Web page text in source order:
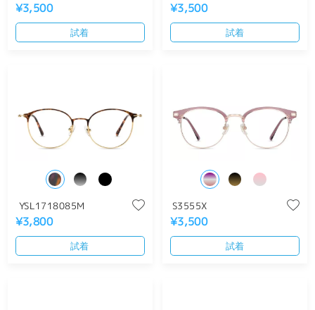
¥3,500
試着
¥3,500
試着
YSL1718085M
¥3,800
試着
S3555X
¥3,500
試着